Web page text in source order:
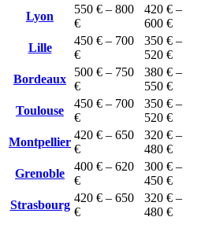
Lyon
550 € – 800
€
420 € –
600 €
Lille
450 € – 700
€
350 € –
520 €
Bordeaux
500 € – 750
€
380 € –
550 €
Toulouse
450 € – 700
€
350 € –
520 €
Montpellier
420 € – 650
€
320 € –
480 €
Grenoble
400 € – 620
€
300 € –
450 €
Strasbourg
420 € – 650
€
320 € –
480 €